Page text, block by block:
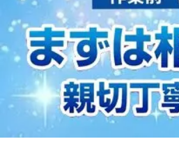
2023/01/12
買取・片付けのアイワクリー
2023/07/24
中日新聞 岐阜版「空き家対策